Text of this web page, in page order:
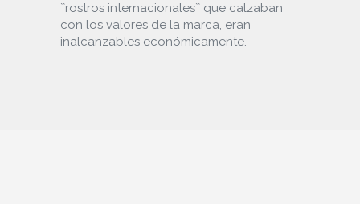
``rostros internacionales`` que calzaban
con los valores de la marca, eran
inalcanzables económicamente.